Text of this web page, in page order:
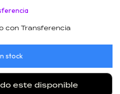
con Transferencia
este disponible